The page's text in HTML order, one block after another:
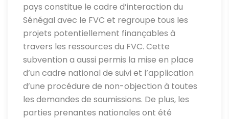
pays constitue le cadre d’interaction du
Sénégal avec le FVC et regroupe tous les
projets potentiellement finançables à
travers les ressources du FVC. Cette
subvention a aussi permis la mise en place
d’un cadre national de suivi et l’application
d’une procédure de non-objection à toutes
les demandes de soumissions. De plus, les
parties prenantes nationales ont été